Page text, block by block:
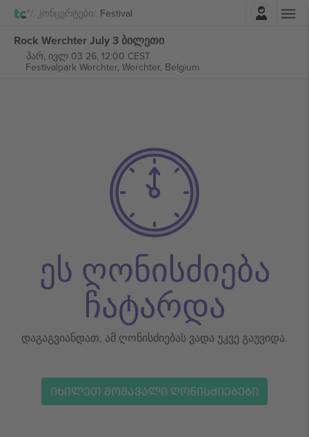
Კონცერტები Festival
Rock Werchter July 3 ბილეთი
პარ, ივლ 03 26, 12:00 CEST
Festivalpark Werchter, Werchter, Belgium
ეს ღონისძიება
ჩატარდა
დაგაგვიანდათ, ამ ღონისძიებას ვადა უკვე გაუვიდა.
ᲘᲮᲘᲚᲔᲗ ᲛᲝᲛᲐᲕᲐᲚᲘ ᲦᲝᲜᲘᲡᲫᲘᲔᲑᲔᲑᲘ